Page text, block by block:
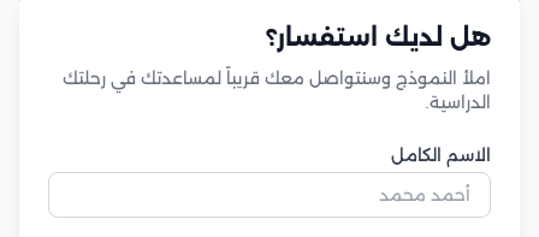
هل لديك استفسار؟
املأ النموذج وسنتواصل معك قريباً لمساعدتك في رحلتك
الدراسية.
الاسم الكامل